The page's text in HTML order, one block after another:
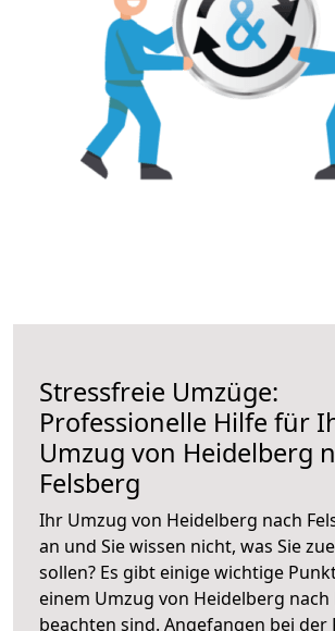
Stressfreie Umzüge:
Professionelle Hilfe für
Umzug von Heidelberg
Felsberg
Ihr Umzug von Heidelberg nach
an und Sie wissen nicht, was Sie
sollen? Es gibt einige wichtige
einem Umzug von Heidelberg nach
beachten sind. Angefangen bei der